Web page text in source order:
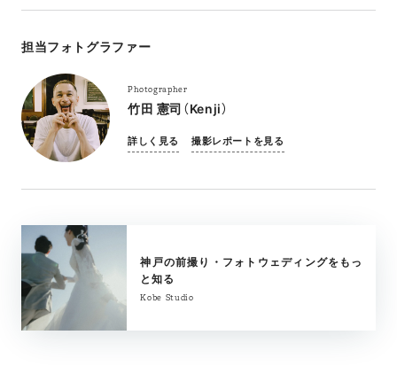
担当フォトグラファー
Photographer
竹田 憲司（Kenji）
詳しく見る 撮影レポートを見る
神戸の前撮り・フォトウェディングをもっ
と知る
Kobe Studio